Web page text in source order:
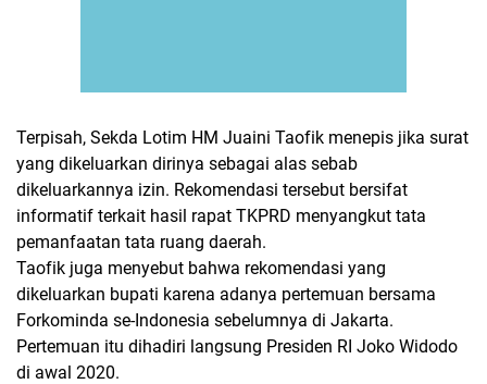
Terpisah, Sekda Lotim HM Juaini Taofik menepis jika surat
yang dikeluarkan dirinya sebagai alas sebab
dikeluarkannya izin. Rekomendasi tersebut bersifat
informatif terkait hasil rapat TKPRD menyangkut tata
pemanfaatan tata ruang daerah.
Taofik juga menyebut bahwa rekomendasi yang
dikeluarkan bupati karena adanya pertemuan bersama
Forkominda se-Indonesia sebelumnya di Jakarta.
Pertemuan itu dihadiri langsung Presiden RI Joko Widodo
di awal 2020.